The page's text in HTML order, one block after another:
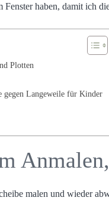
haben, damit ich
Plotten
gegen Langeweile für Kinder
malen und wieder